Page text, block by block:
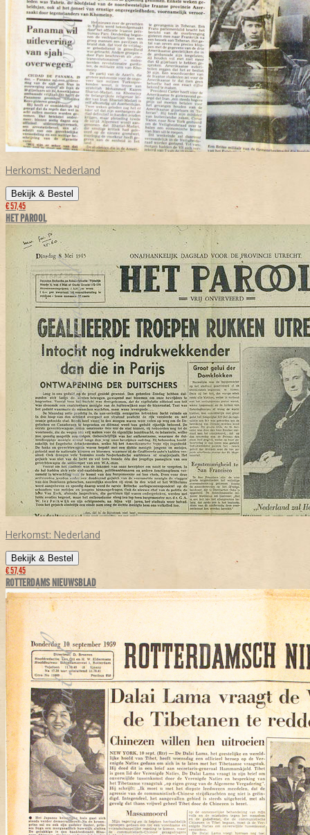
Herkomst: Nederland
Bekijk & Bestel
€ 57,45
HET PAROOL
Herkomst: Nederland
Bekijk & Bestel
€ 57,45
ROTTERDAMS NIEUWSBLAD